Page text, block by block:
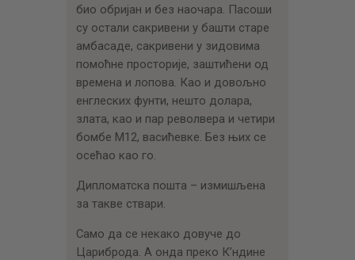
био обријан и без наочара. Пасоши
су остали сакривени у башти старе
амбасаде, сакривени у зидовима
помоћне просторије, заштићени од
времена и лопова. Као и довољно
енглеских фунти, нешто долара,
злата, као и пар револвера и четири
бомбе М12, васићевке. Без њих се
осећао као го.
Дипломатска пошта – измишљена
за такве ствари.
Само да се некако довуче до
Цариброда. А онда преко К’ндине